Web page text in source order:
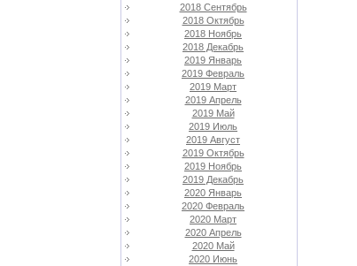
2018 Сентябрь
2018 Октябрь
2018 Ноябрь
2018 Декабрь
2019 Январь
2019 Февраль
2019 Март
2019 Апрель
2019 Май
2019 Июль
2019 Август
2019 Октябрь
2019 Ноябрь
2019 Декабрь
2020 Январь
2020 Февраль
2020 Март
2020 Апрель
2020 Май
2020 Июнь